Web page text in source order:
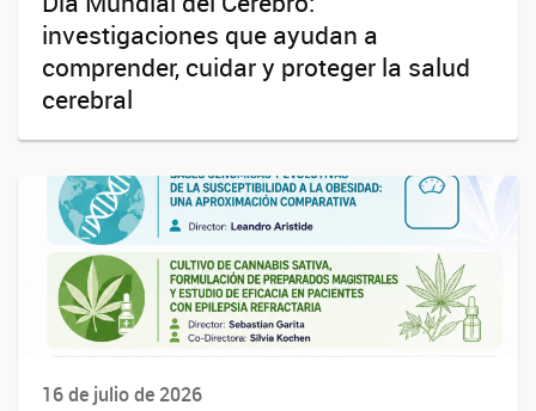
investigaciones que ayudan a
comprender, cuidar y proteger la salud
cerebral
16 de julio de 2026